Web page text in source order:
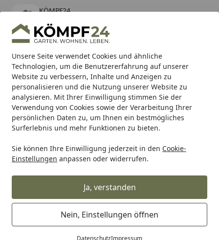
Unsere Seite verwendet Cookies und ähnliche
Technologien, um die Benutzererfahrung auf unserer
Website zu verbessern, Inhalte und Anzeigen zu
personalisieren und die Nutzung unserer Website zu
analysieren. Mit Ihrer Einwilligung stimmen Sie der
Verwendung von Cookies sowie der Verarbeitung Ihrer
persönlichen Daten zu, um Ihnen ein bestmögliches
Surferlebnis und mehr Funktionen zu bieten.
Sie können Ihre Einwilligung jederzeit in den Cookie-
Einstellungen anpassen oder widerrufen.
Ja, verstanden
Nein, Einstellungen öffnen
DatenschutzImpressum
KÖMPF24
kostenlos - Im App Store
Hotline
Alle Produkte
Mein Konto
Suchen
Karibu Pools inkl. gratis Sandfilteranlage & Pool-
Starterset (Gesamtwert bis 468,99€)
Startseite
Alles für den Garten Gartenmöbel Garten Loungemöbel
Sieger Rücken-/Seitenelement
LUGO, Aluminium Graphit -
Abverkauf